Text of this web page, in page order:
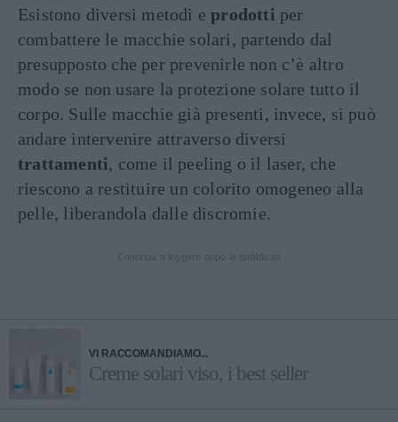
Esistono diversi metodi eprodotti per
combattere le macchie solari, partendo dal
presupposto che per prevenirle non c’è altro
modo se non usare la protezione solare tutto il
corpo. Sulle macchie già presenti, invece, si può
andare intervenire attraverso diversi
trattamenti, come il peeling o il laser, che
riescono a restituire un colorito omogeneo alla
pelle, liberandola dalle discromie.
VI RACCOMANDIAMO...
Creme solari viso, i best seller